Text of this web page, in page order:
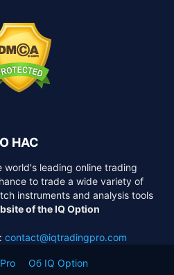
О НАС
world's leading online trading
to trade a wide variety of
instruments and analysis tools
of the IQ Option
contact@iqtradingpro.com
Об IQ Option